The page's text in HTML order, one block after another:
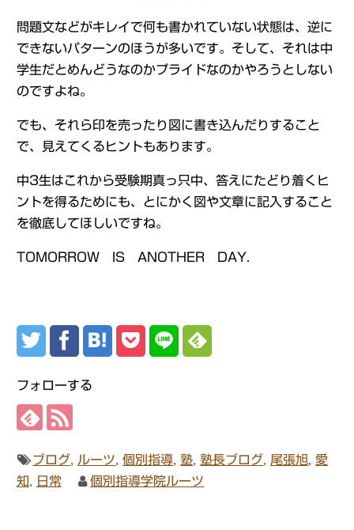
問題文などがキレイで何も書かれていない状態は、逆に
できないパターンのほうが多いです。そして、それは中
学生だとめんどうなのかプライドなのかやろうとしない
のですよね。
でも、それら印を売ったり図に書き込んだりすること
で、見えてくるヒントもあります。
中3生はこれから受験期真っ只中、答えにたどり着くヒ
ントを得るためにも、とにかく図や文章に記入すること
を徹底してほしいですね。
TOMORROW IS ANOTHER DAY.
フォローする
ブログ ルーツ ,個別指導 ,塾 ,塾長ブログ 尾張旭
愛
知
日常 個別指導学院ルーツ